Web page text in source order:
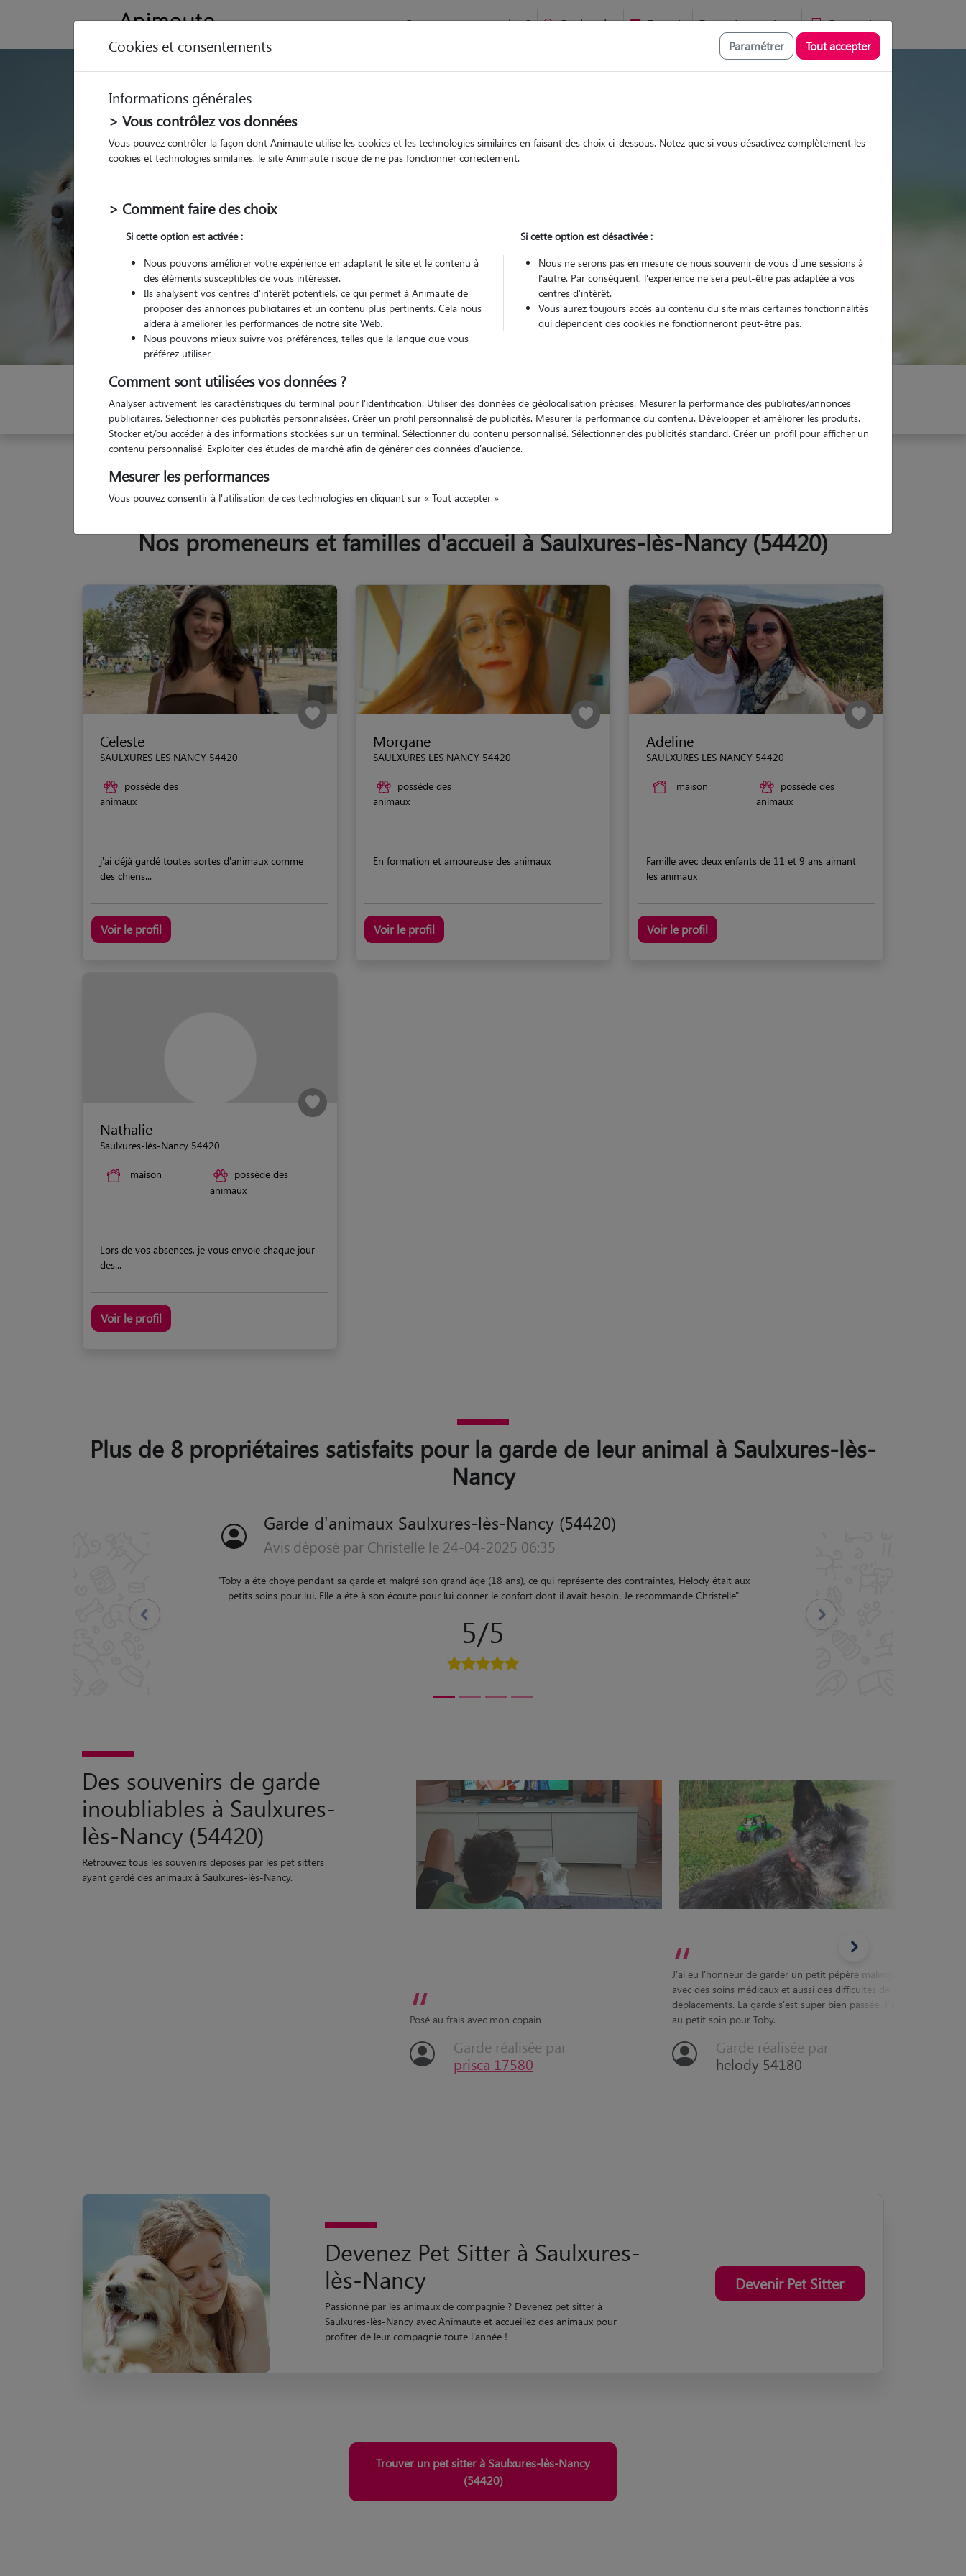
Comment ça marche ? Recherche Favoris Devenir pet sitter Connexion
GARDE ANIMAUX à Saulxures-lès-Nancy : Garde chien et chat en famille ou à domicile, visites et promenades
Trouvez une garde animaux à
Saulxures-lès-Nancy
lès-Nancy
Garde Promenades
Pour quel animal ?
Trouver mon Pet Sitter
Indiquez vos dates
Nos promeneurs et familles d'accueil à Saulxures-lès-Nancy (54420)
Celeste
SAULXURES LES NANCY 54420
possède des
animaux
j'ai déjà gardé toutes sortes d'animaux comme
des chiens...
Voir le profil
Morgane
SAULXURES LES NANCY 54420
possède des
animaux
En formation et amoureuse des animaux
Voir le profil
Adeline
SAULXURES LES NANCY 54420
maison
possède des
animaux
Famille avec deux enfants de 11 et 9 ans aimant
les animaux
Voir le profil
Nathalie
Saulxures-lès-Nancy 54420
maison
possède des
animaux
Lors de vos absences, je vous envoie chaque jour
des...
Voir le profil
Plus de 8 propriétaires satisfaits pour la garde de leur animal à Saulxures-lès-
Nancy
Garde d'animaux Saulxures-lès-Nancy (54420)
Avis déposé par catherine le 30-12-2019 08:48
"très bon pett sitter qui s'est très occupé de ma boule de poils pendant mon absence. j'en suis très contente"
5/5
Des souvenirs de garde
inoubliables à Saulxures-
lès-Nancy (54420)
Retrouvez tous les souvenirs déposés par les pet sitters
ayant gardé des animaux à Saulxures-lès-Nancy.
“
Posé au frais avec mon copain
Garde réalisée par
prisca 17580
“
J'ai eu l'honneur de garder un petit pépère malvoyant
avec des soins médicaux et aussi des difficultés de
déplacements. La garde s'est super bien passée. J'étais
au petit soin pour Toby.
Garde réalisée par
helody 54180
Devenez Pet Sitter à Saulxures-
lès-Nancy
Passionné par les animaux de compagnie ? Devenez pet sitter à
Saulxures-lès-Nancy avec Animaute et accueillez des animaux pour
profiter de leur compagnie toute l'année !
Devenir Pet Sitter
Trouver un pet sitter à Saulxures-lès-Nancy
(54420)
Cookies et consentements Paramétrer Tout accepter
Informations générales
> Vous contrôlez vos données
Vous pouvez contrôler la façon dont Animaute utilise les cookies et les technologies similaires en faisant des choix ci-dessous. Notez que si vous désactivez complètement les
cookies et technologies similaires, le site Animaute risque de ne pas fonctionner correctement.
> Comment faire des choix
Si cette option est activée :
Nous pouvons améliorer votre expérience en adaptant le site et le contenu à
des éléments susceptibles de vous intéresser.
Ils analysent vos centres d'intérêt potentiels, ce qui permet à Animaute de
proposer des annonces publicitaires et un contenu plus pertinents. Cela nous
aidera à améliorer les performances de notre site Web.
Nous pouvons mieux suivre vos préférences, telles que la langue que vous
préférez utiliser.
Si cette option est désactivée :
Nous ne serons pas en mesure de nous souvenir de vous d'une sessions à
l'autre. Par conséquent, l'expérience ne sera peut-être pas adaptée à vos
centres d'intérêt.
Vous aurez toujours accès au contenu du site mais certaines fonctionnalités
qui dépendent des cookies ne fonctionneront peut-être pas.
Comment sont utilisées vos données ?
Analyser activement les caractéristiques du terminal pour l'identification. Utiliser des données de géolocalisation précises. Mesurer la performance des publicités/annonces
publicitaires. Sélectionner des publicités personnalisées. Créer un profil personnalisé de publicités. Mesurer la performance du contenu. Développer et améliorer les produits.
Stocker et/ou accéder à des informations stockées sur un terminal. Sélectionner du contenu personnalisé. Sélectionner des publicités standard. Créer un profil pour afficher un
contenu personnalisé. Exploiter des études de marché afin de générer des données d'audience.
Mesurer les performances
Vous pouvez consentir à l'utilisation de ces technologies en cliquant sur « Tout accepter »